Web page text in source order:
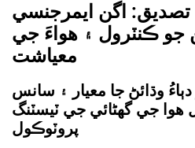
اگن ايمرجنسي
جو ڪنٽرول ۽ هواءَ جي
معياشت
وڌائڻ جا معيار ۽ سانس
هوا جي گهڻائي جي ٽيسٽنگ
پروٽوڪول